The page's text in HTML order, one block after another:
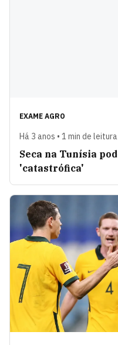
EXAME AGRO
Há 3 anos • 1 min de leitura
Seca na Tunísia
'catastrófica'